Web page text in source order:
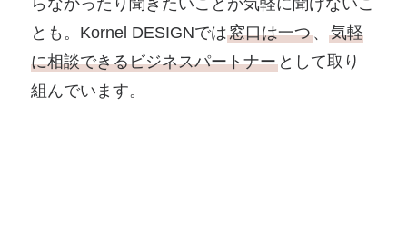
とも。Kornel DESIGNでは窓口は一つ、気軽
に相談できるビジネスパートナー として取り
組んでいます。